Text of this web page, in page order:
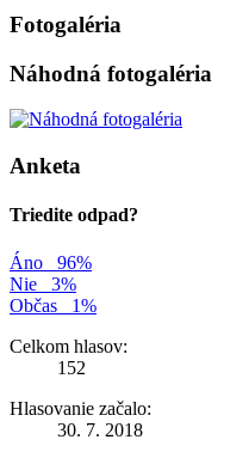
Fotogaléria
Náhodná fotogaléria
Anketa
Triedite odpad?
Áno
96%
Nie
3%
Občas
1%
Celkom hlasov:
152
Hlasovanie začalo:
30. 7. 2018